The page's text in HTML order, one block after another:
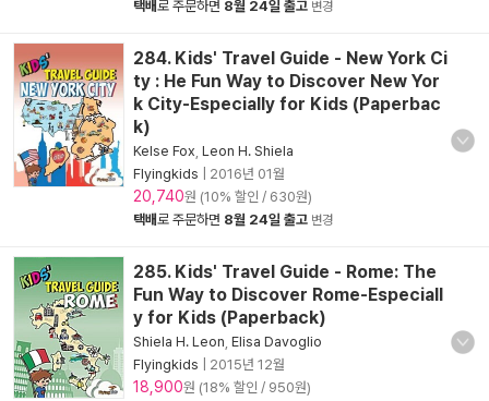
택배로 주문하면 8월 24일 출고 변경
284. Kids' Travel Guide - New York Ci
ty : He Fun Way to Discover New Yor
k City-Especially for Kids (Paperbac
k)
Kelse Fox Leon H. Shiela
Flyingkids
2016년 01월
20,740원 (10% 할인 / 630원)
택배로 주문하면 8월 24일 출고 변경
285. Kids' Travel Guide - Rome: The
Fun Way to Discover Rome-Especiall
y for Kids (Paperback)
Shiela H. Leon Elisa Davoglio
Flyingkids
2015년 12월
18,900원 (18% 할인 / 950원)